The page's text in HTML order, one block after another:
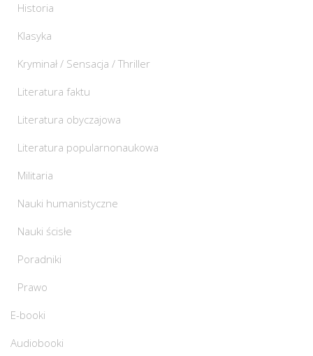
Historia
Klasyka
Kryminał / Sensacja / Thriller
Literatura faktu
Literatura obyczajowa
Literatura popularnonaukowa
Militaria
Nauki humanistyczne
Nauki ścisłe
Poradniki
Prawo
E-booki
Audiobooki